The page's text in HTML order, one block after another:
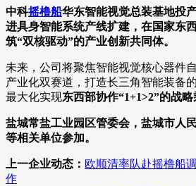
中科摇橹船华东智能视觉总装基地投
进具身智能系统产线扩建， 在国家东
筑“双核驱动”的产业创新共同体。
未来，公司将聚焦智能视觉核心器件
产业化双赛道，打造长三角智能装备
最大化实现东西部协作“1+1>2”的战
盐城常盐工业园区管委会， 盐城市人
等相关单位参加。
上一企业动态： 欧顺清率队赴摇橹船
作